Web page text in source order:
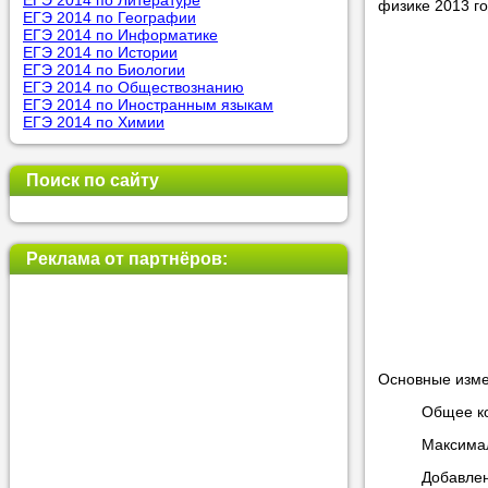
Мы
Совет 3.
ЕГЭ 2014 по Географии
ЕГЭ 2014 по Информатике
ЕГЭ 2014 по Истории
ЕГЭ 2014 по Биологии
ЕГЭ 2014 по Обществознанию
ЕГЭ 2014 по Иностранным языкам
ЕГЭ 2014 по Химии
Поиск по сайту
Реклама от партнёров:
физике 2013
Основные
Общее